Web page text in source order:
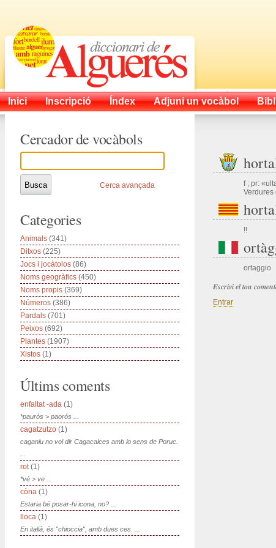
Inici Inscripció Índex Adjuni un vocàbol
f ; pr:
Verdures
!!
ortaggio
Escrivi el tou
Entrar
Cercador de vocàbols
Cerca avançada
Categories
Animals (341)
Ditxos (225)
Jocs i jocàtolos (86)
Noms geogràfics (450)
Noms propis (369)
Números (386)
Pardals (701)
Peixos (692)
Plantes (1907)
Xistos (1)
Últims coments
enfaltat -ada (1)
*paurós > paorós ...
cagatzutzo (1)
caganiu no vol dir Cagacalces amb lo sens de Poruc.
rot(1)
*vé > ve ...
còna (1)
Estaria bé posar-hi icona, no? ...
lloca (1)
En italià, és "chioccia", amb dues ces. ...